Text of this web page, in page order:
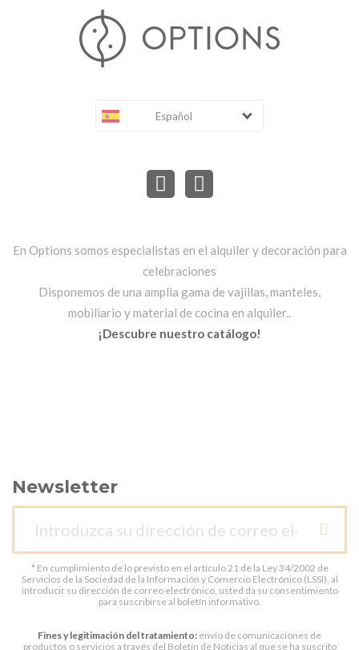
Español
En Options somos especialistas en el alquiler y decoración para
celebraciones
Disponemos de una amplia gama de vajillas, manteles,
mobiliario y material de cocina en alquiler..
¡Descubre nuestro catálogo!
Newsletter
* En cumplimiento de lo previsto en el artículo 21 de la Ley 34/2002 de
Servicios de la Sociedad de la Información y Comercio Electrónico (LSSI), al
introducir su dirección de correo electrónico, usted da su consentimiento
para suscribirse al boletín informativo.
Fines y legitimación del tratamiento: envío de comunicaciones de
productos o servicios a través del Boletín de Noticias al que se ha suscrito